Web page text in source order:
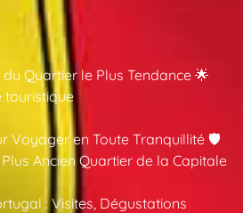
Quartier le Plus Tendance 🌟
touristique
Voyager en Toute Tranquillité 🛡️
Ancien Quartier de la Capitale
: Visites, Dégustations